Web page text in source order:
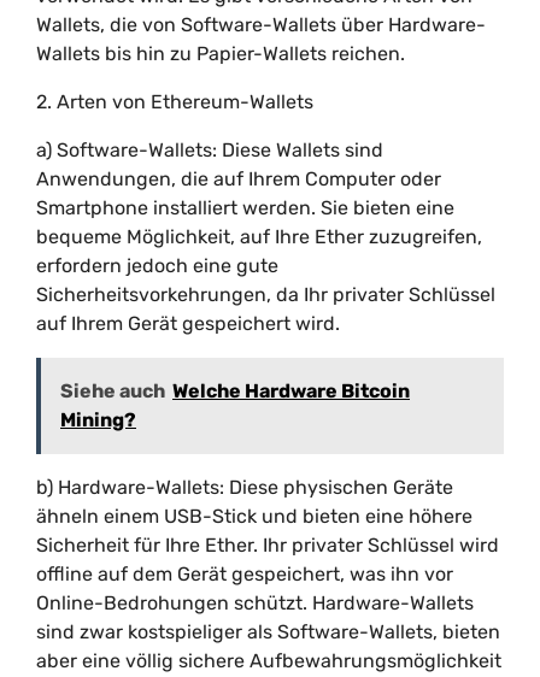
Wallets, die von Software-Wallets über Hardware-
Wallets bis hin zu Papier-Wallets reichen.
2. Arten von Ethereum-Wallets
a) Software-Wallets: Diese Wallets sind
Anwendungen, die auf Ihrem Computer oder
Smartphone installiert werden. Sie bieten eine
bequeme Möglichkeit, auf Ihre Ether zuzugreifen,
erfordern jedoch eine gute
Sicherheitsvorkehrungen, da Ihr privater Schlüssel
auf Ihrem Gerät gespeichert wird.
Siehe auch Welche Hardware Bitcoin
Mining?
b) Hardware-Wallets: Diese physischen Geräte
ähneln einem USB-Stick und bieten eine höhere
Sicherheit für Ihre Ether. Ihr privater Schlüssel wird
offline auf dem Gerät gespeichert, was ihn vor
Online-Bedrohungen schützt. Hardware-Wallets
sind zwar kostspieliger als Software-Wallets, bieten
aber eine völlig sichere Aufbewahrungsmöglichkeit